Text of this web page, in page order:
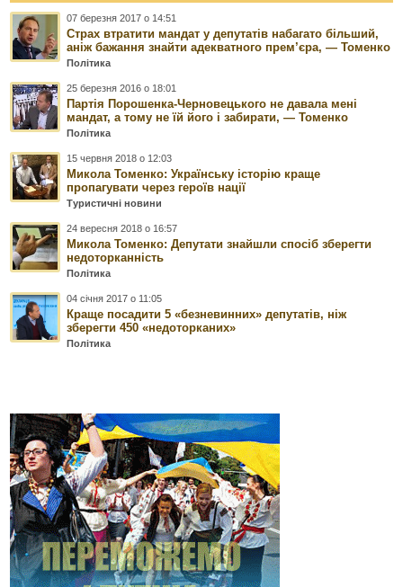
07 березня 2017 о 14:51
Страх втратити мандат у депутатів набагато більший,
аніж бажання знайти адекватного прем’єра, — Томенко
Політика
25 березня 2016 о 18:01
Партія Порошенка-Черновецького не давала мені
мандат, а тому не їй його і забирати, — Томенко
Політика
15 червня 2018 о 12:03
Микола Томенко: Українську історію краще
пропагувати через героїв нації
Туристичні новини
24 вересня 2018 о 16:57
Микола Томенко: Депутати знайшли спосіб зберегти
недоторканність
Політика
04 січня 2017 о 11:05
Краще посадити 5 «безневинних» депутатів, ніж
зберегти 450 «недоторканих»
Політика